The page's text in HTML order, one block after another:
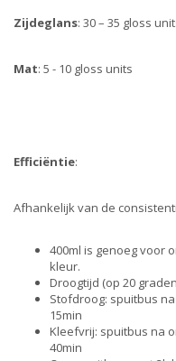
Zijdeglans: 30 – 35 gloss
Mat: 5 - 10 gloss units
Efficiëntie:
Afhankelijk van de
400ml is genoeg voor
kleur.
Droogtijd (op 20
Stofdroog: spuitbus
15min
Kleefvrij: spuitbus na
40min